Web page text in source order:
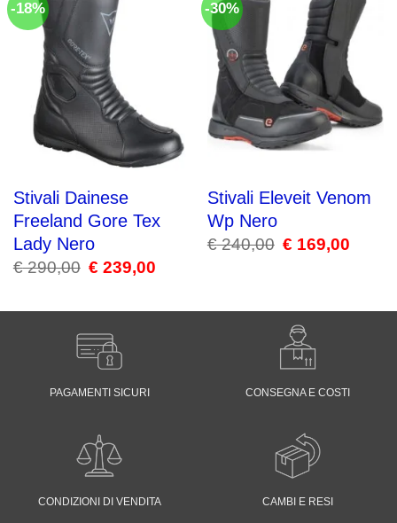
-18%
Stivali Dainese
Freeland Gore Tex
Lady Nero
€290,00 Il
prezzo
€ 290,00.
€ 239,00
€ 239,00.
-30%
Stivali Eleveit Venom
Wp Nero
€240,00 Il
prezzo
€ 169,00
PAGAMENTI SICURI CONSEGNA E COSTI
CONDIZIONI DI VENDITA CAMBI E RESI